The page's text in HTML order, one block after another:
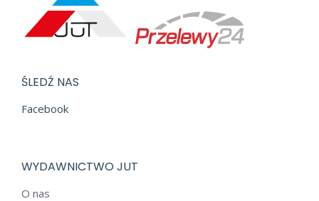
ŚLEDŹ NAS
Facebook
WYDAWNICTWO JUT
O nas